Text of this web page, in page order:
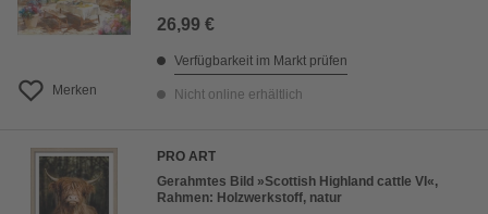
Merken
26,99 €
Verfügbarkeit im Markt prüfen
Nicht online erhältlich
PRO ART
Gerahmtes Bild »Scottish Highland cattle VI«,
Rahmen: Holzwerkstoff, natur